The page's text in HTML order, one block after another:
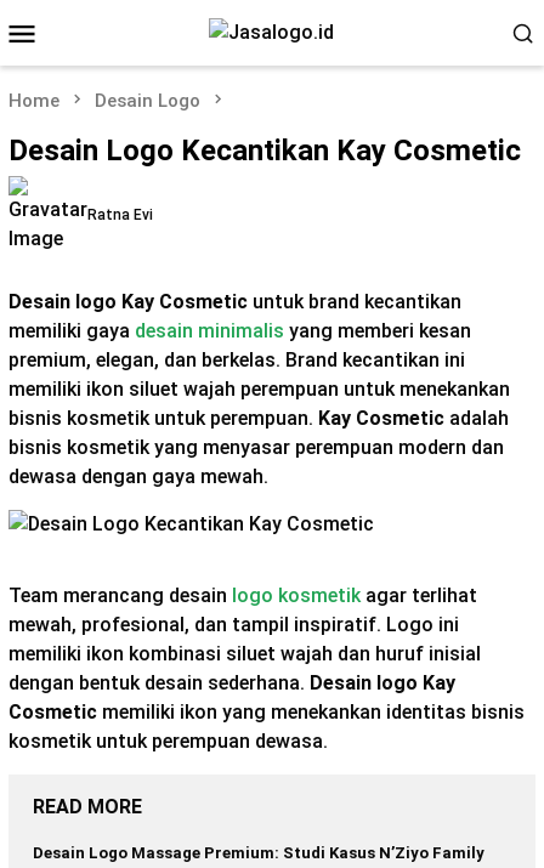
to
contentMenu
Home Desain Logo
Desain Logo Kecantikan Kay Cosmetic
Ratna Evi
Desain logo Kay Cosmetic untuk brand kecantikan
memiliki gaya desain minimalis yang memberi kesan
premium, elegan, dan berkelas. Brand kecantikan ini
memiliki ikon siluet wajah perempuan untuk menekankan
bisnis kosmetik untuk perempuan. Kay Cosmetic adalah
bisnis kosmetik yang menyasar perempuan modern dan
dewasa dengan gaya mewah.
Team merancang desain logo kosmetikagar terlihat
mewah, profesional, dan tampil inspiratif. Logo ini
memiliki ikon kombinasi siluet wajah dan huruf inisial
dengan bentuk desain sederhana. Desain logo Kay
Cosmetic memiliki ikon yang menekankan identitas bisnis
kosmetik untuk perempuan dewasa.
READ MORE
Desain Logo Massage Premium: Studi Kasus N’Ziyo Family